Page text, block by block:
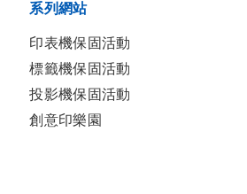
系列網站
印表機保固活動
標籤機保固活動
投影機保固活動
創意印樂園